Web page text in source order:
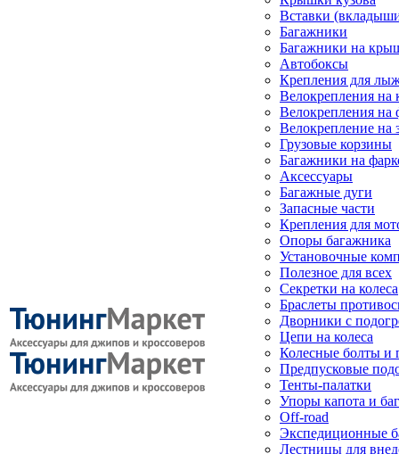
Вставки
Багажники
Багажники на
Автобоксы
Крепления для
Велокрепления
Велокрепления на
Велокрепление на
Грузовые корзины
Багажники на
Аксессуары
Багажные дуги
Запасные части
Крепления для
Опоры багажника
Установочные
Полезное для всех
Секретки на колеса
Браслеты
Дворники с
Цепи на колеса
Колесные болты и
Предпусковые
Тенты-палатки
Упоры капота и
Off-road
Экспедиционные
Лестницы для